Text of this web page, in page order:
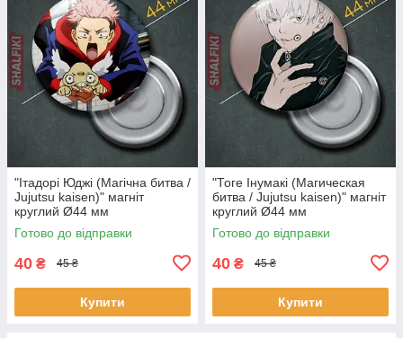
"Ітадорі Юджі (Магічна битва /
Jujutsu kaisen)" магніт
круглий Ø44 мм
Готово до відправки
40 ₴ 45 ₴
Купити
"Тоге Інумакі (Магическая
битва / Jujutsu kaisen)" магніт
круглий Ø44 мм
Готово до відправки
40 ₴ 45 ₴
Купити